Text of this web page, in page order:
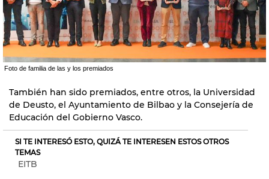
Foto de familia de las y los premiados
También han sido premiados, entre otros, la Universidad
de Deusto, el Ayuntamiento de Bilbao y la Consejería de
Educación del Gobierno Vasco.
SI TE INTERESÓ ESTO, QUIZÁ TE INTERESEN ESTOS OTROS
TEMAS
EITB